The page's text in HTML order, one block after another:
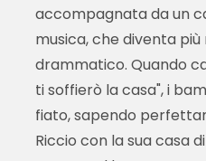
accompagnata da un
musica, che diventa
drammatico. Quando
ti soffierò la casa", i
fiato, sapendo
Riccio con la sua casa